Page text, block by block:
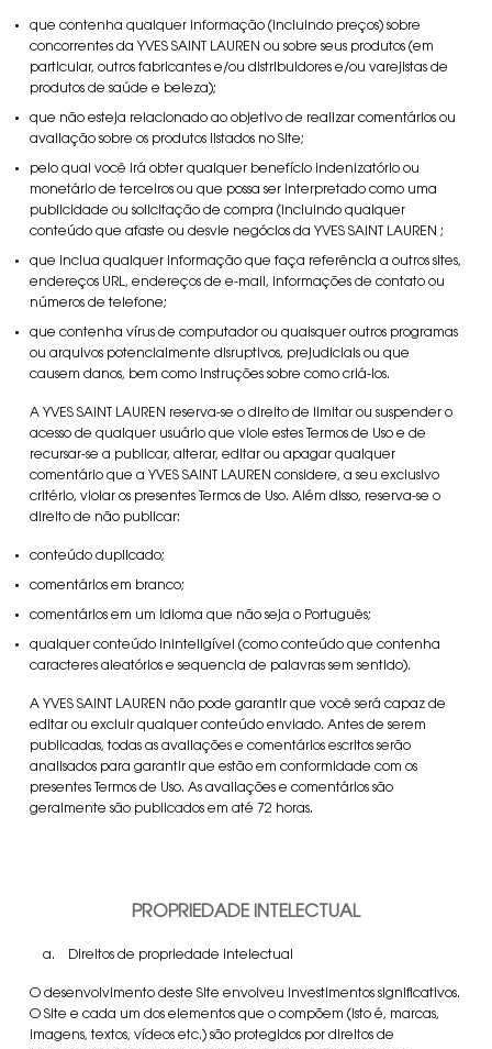
que contenha qualquer informação (incluindo preços) sobre
concorrentes da YVES SAINT LAUREN ou sobre seus produtos (em
particular, outros fabricantes e/ou distribuidores e/ou varejistas de
produtos de saúde e beleza);
que não esteja relacionado ao objetivo de realizar comentários ou
avaliação sobre os produtos listados no Site;
pelo qual você irá obter qualquer benefício indenizatório ou
monetário de terceiros ou que possa ser interpretado como uma
publicidade ou solicitação de compra (incluindo qualquer
conteúdo que afaste ou desvie negócios da YVES SAINT LAUREN ;
que inclua qualquer informação que faça referência a outros sites,
endereços URL, endereços de e-mail, informações de contato ou
números de telefone;
que contenha vírus de computador ou quaisquer outros programas
ou arquivos potencialmente disruptivos, prejudiciais ou que
causem danos, bem como instruções sobre como criá-los.
A YVES SAINT LAUREN reserva-se o direito de limitar ou suspender o
acesso de qualquer usuário que viole estes Termos de Uso e de
recursar-se a publicar, alterar, editar ou apagar qualquer
comentário que a YVES SAINT LAUREN considere, a seu exclusivo
critério, violar os presentes Termos de Uso. Além disso, reserva-se o
direito de não publicar:
conteúdo duplicado;
comentários em branco;
comentários em um idioma que não seja o Português;
qualquer conteúdo ininteligível (como conteúdo que contenha
caracteres aleatórios e sequencia de palavras sem sentido).
A YVES SAINT LAUREN não pode garantir que você será capaz de
editar ou excluir qualquer conteúdo enviado. Antes de serem
publicadas, todas as avaliações e comentários escritos serão
analisados para garantir que estão em conformidade com os
presentes Termos de Uso. As avaliações e comentários são
geralmente são publicados em até 72 horas.
PROPRIEDADE INTELECTUAL
a. Direitos de propriedade intelectual
O desenvolvimento deste Site envolveu investimentos significativos.
O Site e cada um dos elementos que o compõem (isto é, marcas,
imagens, textos, vídeos etc.) são protegidos por direitos de